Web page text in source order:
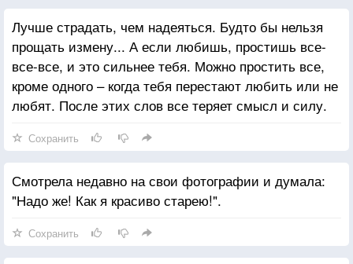
Лучше страдать, чем надеяться. Будто бы нельзя
прощать измену... А если любишь, простишь все-
все-все, и это сильнее тебя. Можно простить все,
кроме одного – когда тебя перестают любить или не
любят. После этих слов все теряет смысл и силу.
Сохранить
Смотрела недавно на свои фотографии и думала:
"Надо же! Как я красиво старею!".
Сохранить